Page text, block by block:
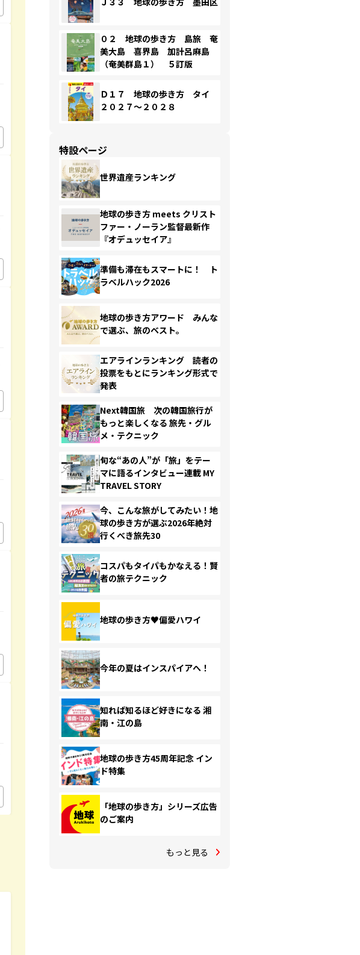
０２ 地球の歩き方 島旅 奄
美大島 喜界島 加計呂麻島
（奄美群島１） ５訂版
Ｄ１７ 地球の歩き方 タイ
２０２７～２０２８
特設ページ
世界遺産ランキング
地球の歩き方 meets クリスト
ファー・ノーラン監督最新作
『オデュッセイア』
準備も滞在もスマートに！ ト
ラベルハック2026
地球の歩き方アワード みんな
で選ぶ、旅のベスト。
エアラインランキング 読者の
投票をもとにランキング形式で
発表
Next韓国旅 次の韓国旅行が
もっと楽しくなる 旅先・グル
メ・テクニック
旬な“あの人”が「旅」をテー
マに語るインタビュー連載 MY
TRAVEL STORY
今、こんな旅がしてみたい！地
球の歩き方が選ぶ2026年絶対
行くべき旅先30
コスパもタイパもかなえる！賢
者の旅テクニック
地球の歩き方♥偏愛ハワイ
今年の夏はインスパイアへ！
知れば知るほど好きになる 湘
南・江の島
地球の歩き方45周年記念 イン
ド特集
「地球の歩き方」シリーズ広告
のご案内
もっと見る